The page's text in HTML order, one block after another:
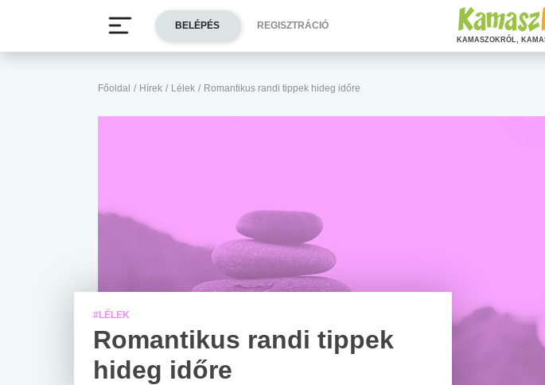
Főoldal / Hírek / Lélek / Romantikus randi tippek hideg időre
#LÉLEK
Romantikus randi tippek
hideg időre
BELÉPÉS REGISZTRÁCIÓ
KAMASZOKRÓL,